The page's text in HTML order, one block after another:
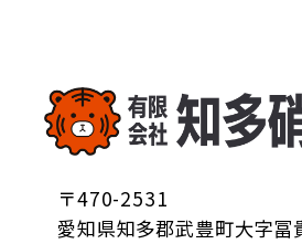
〒470-2531
愛知県知多郡武豊町大字